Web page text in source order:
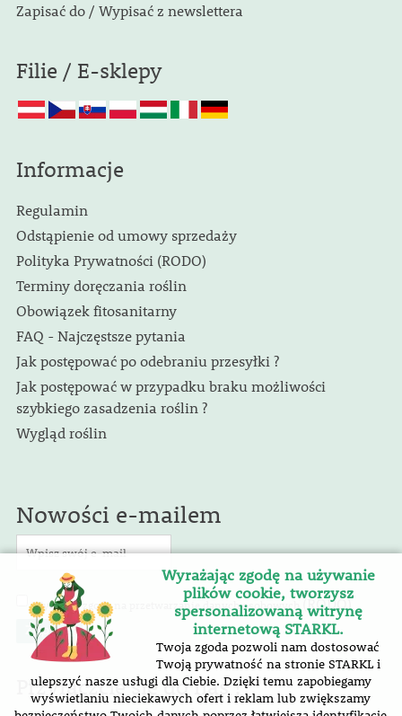
Zapisać do / Wypisać z newslettera
Filie / E-sklepy
Informacje
Regulamin
Odstąpienie od umowy sprzedaży
Polityka Prywatności (RODO)
Terminy doręczania roślin
Obowiązek fitosanitarny
FAQ - Najczęstsze pytania
Jak postępować po odebraniu przesyłki ?
Jak postępować w przypadku braku możliwości
szybkiego zasadzenia roślin ?
Wygląd roślin
Nowości e-mailem
Wyrażam zgodę na przetwarzanie danych osobowych (RODO)
Przyłączcie się do nas !
Wyrażając zgodę na używanie
plików cookie, tworzysz
spersonalizowaną witrynę
internetową STARKL.
Twoja zgoda pozwoli nam dostosować
Twoją prywatność na stronie STARKL i
ulepszyć nasze usługi dla Ciebie. Dzięki temu zapobiegamy
wyświetlaniu nieciekawych ofert i reklam lub zwiększamy